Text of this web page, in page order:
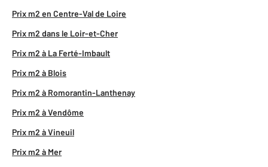
Prix m2 en Centre-Val de Loire
Prix m2 dans le Loir-et-Cher
Prix m2 à La Ferté-Imbault
Prix m2 à Blois
Prix m2 à Romorantin-Lanthenay
Prix m2 à Vendôme
Prix m2 à Vineuil
Prix m2 à Mer